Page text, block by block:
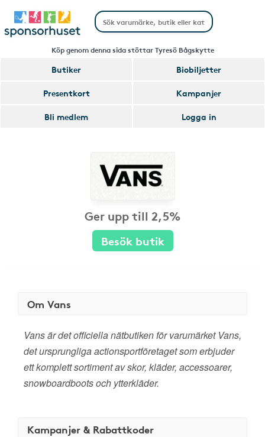
Köp genom denna sida stöttar Tyresö Bågskytte
Butiker
Biobiljetter
Presentkort
Kampanjer
Bli medlem
Logga in
Ger upp till 2,5%
Besök butik
Om Vans
Vans är det officiella nätbutiken för varumärket Vans,
det ursprungliga actionsportföretaget som erbjuder
ett komplett sortiment av skor, kläder, accessoarer,
snowboardboots och ytterkläder.
Kampanjer & Rabattkoder